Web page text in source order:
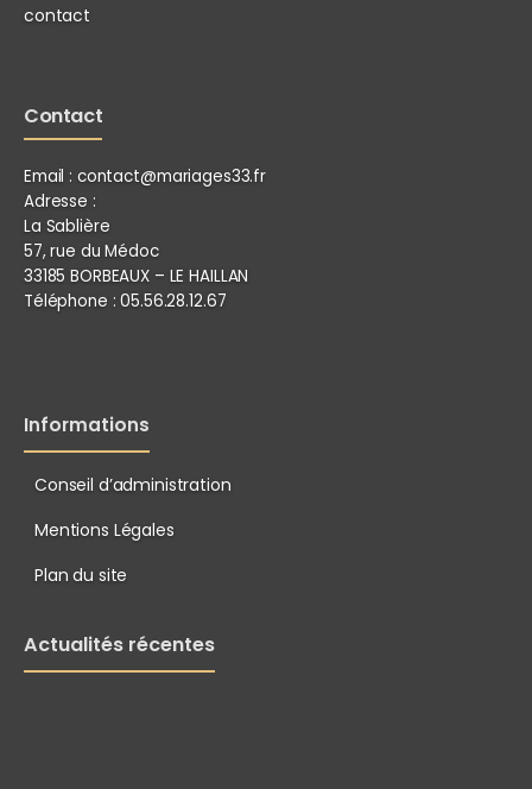
contact
Contact
Email : contact@mariages33.fr
Adresse :
La Sablière
57, rue du Médoc
33185 BORBEAUX – LE HAILLAN
Téléphone : 05.56.28.12.67
Informations
Conseil d’administration
Mentions Légales
Plan du site
Actualités récentes